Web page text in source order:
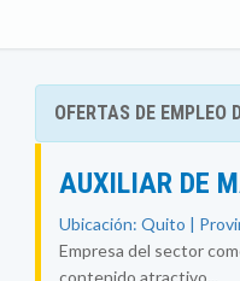
OFERTAS DE EMPLEO
AUXILIAR DE
Ubicación: Quito |
Empresa del sector
contenido atractivo...